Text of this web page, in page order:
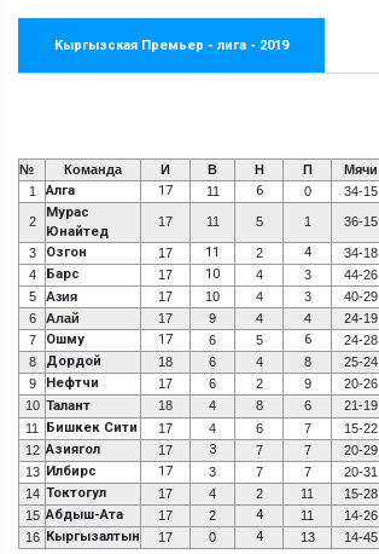
Кыргызская Премьер - лига - 2019
№ Команда И В Н П Мячи
1
Алга 17 11 6 0 34-15
2
Мурас
Юнайтед
17 11 5 1 36-15
3 Озгон 17 11 2 4 34-18
4 Барс 17 10 4 3 44-26
5 Азия 17 10 4 3 40-29
6
Алай 17 9 4 4 24-19
7
Ошму 17 6 5 6 24-28
8 Дордой 18 6 4 8 25-24
9 Нефтчи 17 6 2 9 20-26
10 Талант 18 4 8 6 21-19
11
Бишкек Сити 17 4 6 7 15-22
12 Азиягол 17 3 7 7 20-29
13 Илбирс 17 3 7 7 20-31
14 Токтогул 17 4 2 11 15-28
15 Абдыш-Ата 17 2 4 11 14-26
16 Кыргызалтын 17 0 4 13 14-45